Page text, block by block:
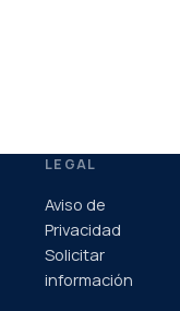
LEGAL
Aviso de
Privacidad
Solicitar
información